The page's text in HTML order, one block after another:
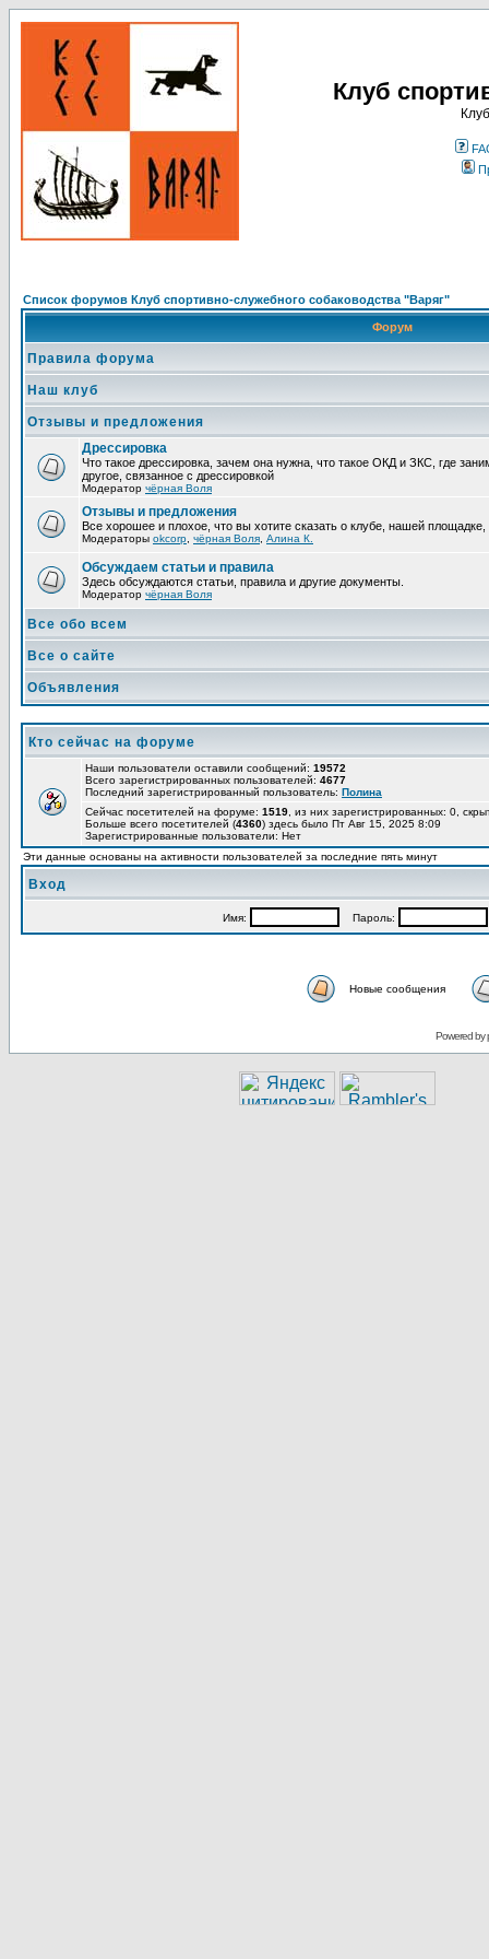
Клуб
Список форумов Клуб спортивно-служебного собаководства "Варяг"
Форум
Правила форума
Наш клуб
Отзывы и предложения
Дрессировка
Что такое дрессировка, зачем она нужна, что такое ОКД и ЗКС, где
другое, связанное с дрессировкой
Модератор чёрная Воля
Отзывы и предложения
Все хорошее и плохое, что вы хотите сказать о клубе, нашей площадке,
Модераторы okcorp чёрная Воля Алина К.
Обсуждаем статьи и правила
Здесь обсуждаются статьи, правила и другие документы.
Модератор чёрная Воля
Все обо всем
Все о сайте
Объявления
Кто сейчас на форуме
Наши пользователи оставили сообщений: 19572
Всего зарегистрированных пользователей: 4677
Последний зарегистрированный пользователь: Полина
Сейчас посетителей на форуме: 1519 , из них зарегистрированных: 0,
Больше всего посетителей (4360) здесь было Пт Авг 15, 2025 8:09
Зарегистрированные пользователи: Нет
Эти данные основаны на активности пользователей за последние пять минут
Вход
Имя: Пароль:
Новые сообщения
Powered by